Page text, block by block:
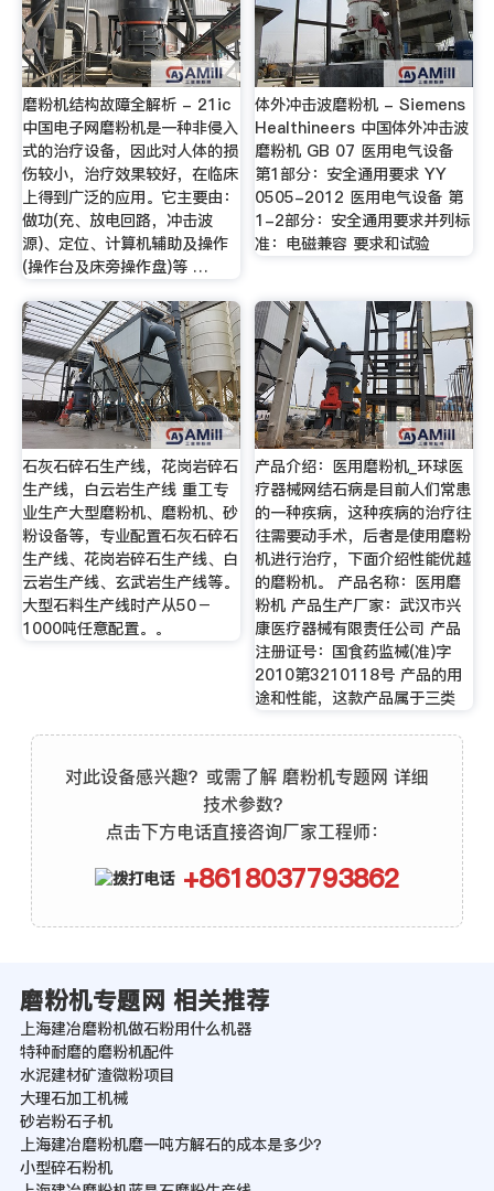
磨粉机结构故障全解析 - 21ic
中国电子网磨粉机是一种非侵入
式的治疗设备，因此对人体的损
伤较小，治疗效果较好，在临床
上得到广泛的应用。它主要由：
做功(充、放电回路，冲击波
源)、定位、计算机辅助及操作
(操作台及床旁操作盘)等 …
体外冲击波磨粉机 - Siemens
Healthineers 中国体外冲击波
磨粉机 GB 07 医用电气设备
第1部分：安全通用要求 YY
0505-2012 医用电气设备 第
1-2部分：安全通用要求并列标
准：电磁兼容 要求和试验
石灰石碎石生产线，花岗岩碎石
生产线，白云岩生产线 重工专
业生产大型磨粉机、磨粉机、砂
粉设备等，专业配置石灰石碎石
生产线、花岗岩碎石生产线、白
云岩生产线、玄武岩生产线等。
大型石料生产线时产从50－
1000吨任意配置。。
产品介绍：医用磨粉机_环球医
疗器械网结石病是目前人们常患
的一种疾病，这种疾病的治疗往
往需要动手术，后者是使用磨粉
机进行治疗，下面介绍性能优越
的磨粉机。 产品名称：医用磨
粉机 产品生产厂家：武汉市兴
康医疗器械有限责任公司 产品
注册证号：国食药监械(准)字
2010第3210118号 产品的用
途和性能，这款产品属于三类
对此设备感兴趣？或需了解 磨粉机专题网 详细
技术参数？
点击下方电话直接咨询厂家工程师：
+8618037793862
磨粉机专题网 相关推荐
上海建冶磨粉机做石粉用什么机器
特种耐磨的磨粉机配件
水泥建材矿渣微粉项目
大理石加工机械
砂岩粉石子机
上海建冶磨粉机磨一吨方解石的成本是多少？
小型碎石粉机